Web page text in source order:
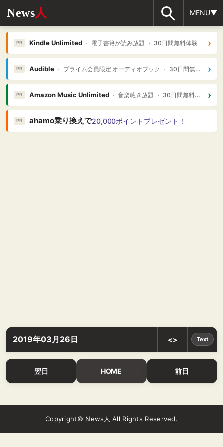
News人 MENU▼
PR Kindle Unlimited・ 電子書籍が読み放題 ・ 30日間無料体験 ›
PR Audible・ プライム会員限定 オーディオブック ・ 30日間無料体験 ›
PR Amazon Music Unlimited・ 音楽聴き放題 ・ 30日間無料体験 ›
PR ahamo乗り換えで20,000ポイントプレゼント！
2019年03月26日 <> Text
翌日 HOME 前日
Copyright© News人 All Rights Reserved.